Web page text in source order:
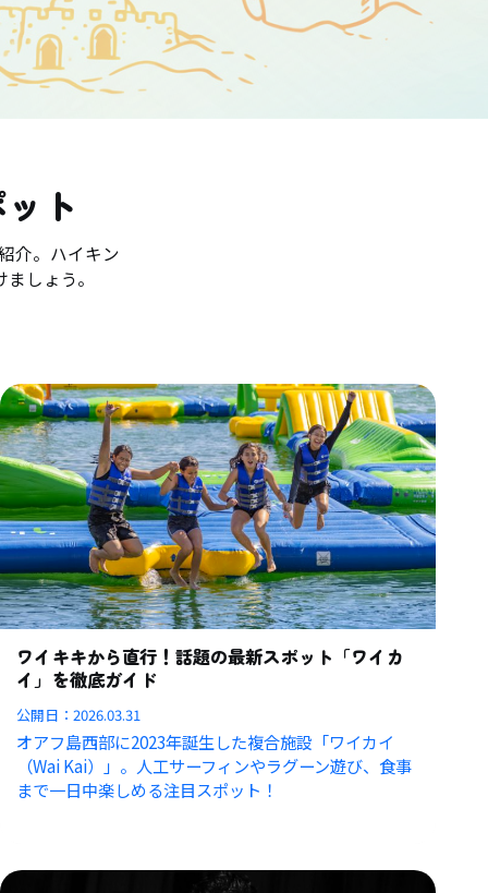
ト
介。ハイキン
しょう。
ワイキキから直行！話題の最新スポット「ワイカ
イ」を徹底ガイド
公開日：2026.03.31
オアフ島西部に2023年誕生した複合施設「ワイカイ
（Wai Kai）」。人工サーフィンやラグーン遊び、食事
まで一日中楽しめる注目スポット！